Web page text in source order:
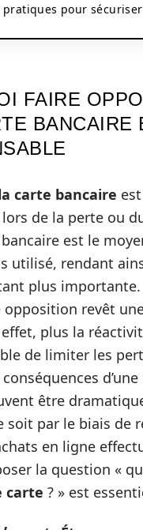
pratiques pour
FAIRE
BANCAIRE
carte bancaire
de la perte ou
est le
utilisé, rendant
plus importante.
revêt
plus la
de limiter les
être
soit par le biais de
en ligne
la question «
carte ? » est